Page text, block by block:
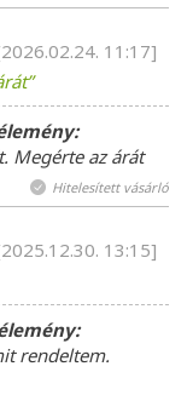
11:17]
Megérte az árát
Hitelesített vásárló
13:15]
rendeltem.